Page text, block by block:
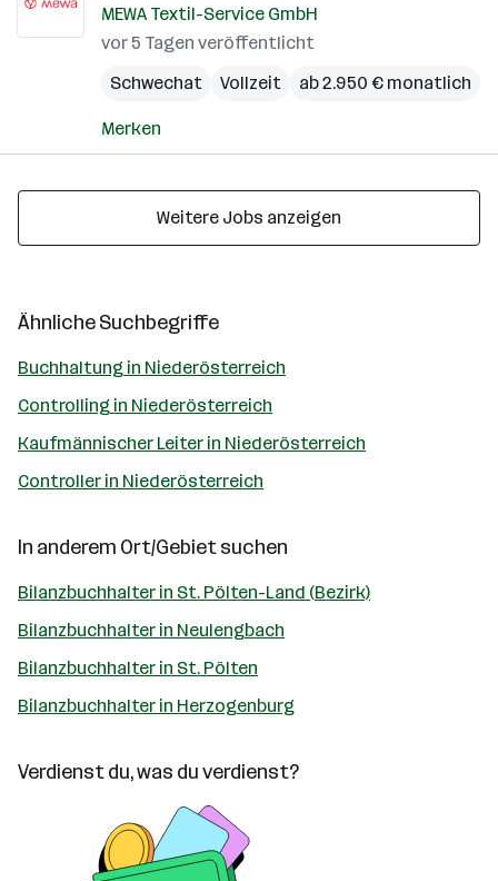
MEWA Textil-Service GmbH
vor 5 Tagen veröffentlicht
Schwechat
Vollzeit ab 2.950 € monatlich
Merken
Weitere Jobs anzeigen
Ähnliche Suchbegriffe
Buchhaltung in Niederösterreich
Controlling in Niederösterreich
Kaufmännischer Leiter in Niederösterreich
Controller in Niederösterreich
In anderem Ort/Gebiet suchen
Bilanzbuchhalter in St. Pölten-Land (Bezirk)
Bilanzbuchhalter in Neulengbach
Bilanzbuchhalter in St. Pölten
Bilanzbuchhalter in Herzogenburg
Verdienst du, was du verdienst?